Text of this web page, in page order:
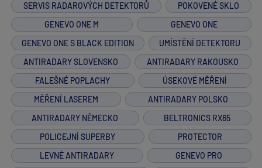
SERVIS RADAROVÝCH DETEKTORŮ
POKOVENÉ SKLO
GENEVO ONE M
GENEVO ONE
GENEVO ONE S BLACK EDITION
UMÍSTĚNÍ DETEKTORU
ANTIRADARY SLOVENSKO
ANTIRADARY RAKOUSKO
FALEŠNÉ POPLACHY
ÚSEKOVÉ MĚŘENÍ
MĚŘENÍ LASEREM
ANTIRADARY POLSKO
ANTIRADARY NĚMECKO
BELTRONICS RX65
POLICEJNÍ SUPERBY
PROTECTOR
LEVNÉ ANTIRADARY
GENEVO PRO